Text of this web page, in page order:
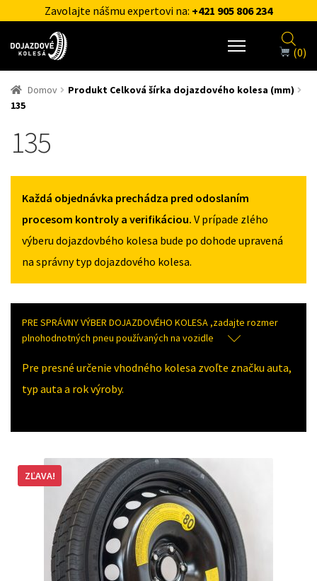
Zavolajte nášmu expertovi na: +421 905 806 234
(0)
Domov
Produkt Celková šírka dojazdového kolesa (mm)
135
135
Každá objednávka prechádza pred odoslaním
procesom kontroly a verifikáciou. V prípade zlého
výberu dojazdovbého kolesa bude po dohode upravená
na správny typ dojazdového kolesa.
PRE SPRÁVNY VÝBER DOJAZDOVÉHO KOLESA ,zadajte rozmer
plnohodnotných pneu používaných na vozidle
Pre presné určenie vhodného kolesa zvoľte značku auta,
typ auta a rok výroby.
ZĽAVA!